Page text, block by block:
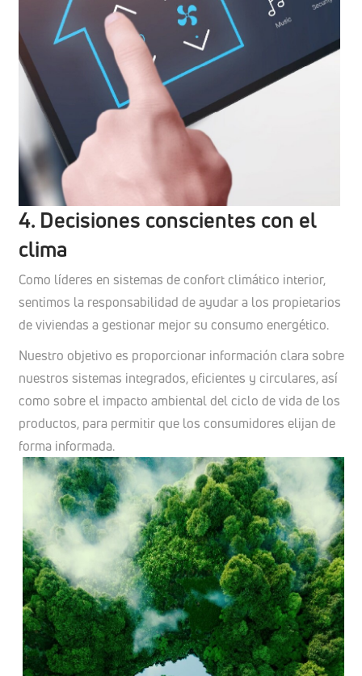
4. Decisiones conscientes con el
clima
Como líderes en sistemas de confort climático interior,
sentimos la responsabilidad de ayudar a los propietarios
de viviendas a gestionar mejor su consumo energético.
Nuestro objetivo es proporcionar información clara sobre
nuestros sistemas integrados, eficientes y circulares, así
como sobre el impacto ambiental del ciclo de vida de los
productos, para permitir que los consumidores elijan de
forma informada.